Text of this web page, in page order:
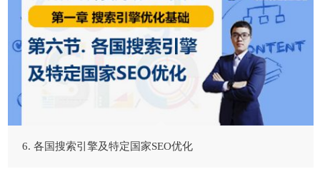
6. 各国搜索引擎及特定国家SEO优化